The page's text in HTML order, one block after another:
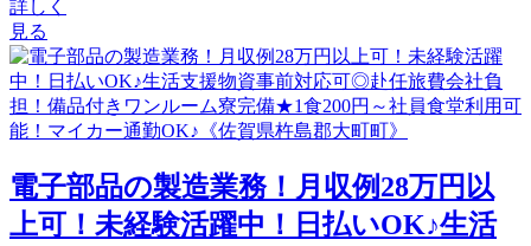
詳しく
見る
電子部品の製造業務！月収例28万円以
上可！未経験活躍中！日払いOK♪生活